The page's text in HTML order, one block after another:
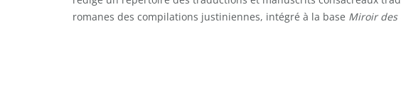
romanes des compilations justiniennes, intégré à la base Miroir des